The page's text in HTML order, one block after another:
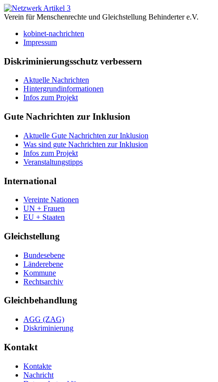
Verein für Menschenrechte und Gleichstellung Behinderter e.V.
kobinet-nachrichten
Impressum
Diskriminierungsschutz verbessern
Aktuelle Nachrichten
Hintergrundinformationen
Infos zum Projekt
Gute Nachrichten zur Inklusion
Aktuelle Gute Nachrichten zur Inklusion
Was sind gute Nachrichten zur Inklusion
Infos zum Projekt
Veranstaltungstipps
International
Vereinte Nationen
UN + Frauen
EU + Staaten
Gleichstellung
Bundesebene
Länderebene
Kommune
Rechtsarchiv
Gleichbehandlung
AGG (ZAG)
Diskriminierung
Kontakt
Kontakte
Nachricht